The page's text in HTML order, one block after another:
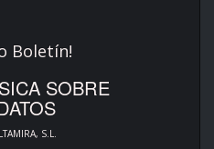
Boletín!
SOBRE
S.L.